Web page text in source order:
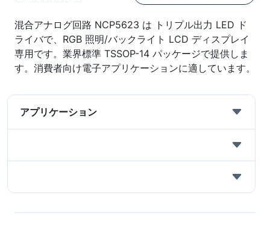
混合アナログ回路 NCP5623 は トリプル出力 LED ド
ライバで、RGB 照明/バックライト LCD ディスプレイ
専用です。業界標準 TSSOP-14 パッケージで提供しま
す。消費者向け電子アプリケーションに適しています。
アプリケーション